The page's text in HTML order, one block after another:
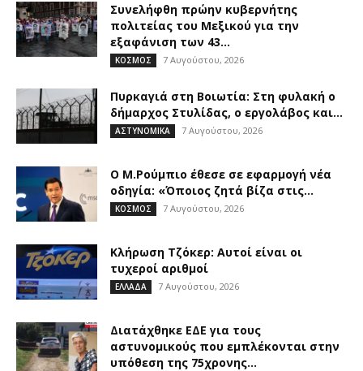
Συνελήφθη πρώην κυβερνήτης
πολιτείας του Μεξικού για την
εξαφάνιση των 43...
ΚΟΣΜΟΣ 7 Αυγούστου, 2026
Πυρκαγιά στη Βοιωτία: Στη φυλακή ο
δήμαρχος Στυλίδας, ο εργολάβος και...
ΑΣΤΥΝΟΜΙΚΑ 7 Αυγούστου, 2026
Ο Μ.Ρούμπιο έθεσε σε εφαρμογή νέα
οδηγία: «Όποιος ζητά βίζα στις...
ΚΟΣΜΟΣ 7 Αυγούστου, 2026
Κλήρωση Τζόκερ: Αυτοί είναι οι
τυχεροί αριθμοί
ΕΛΛΑΔΑ 7 Αυγούστου, 2026
Διατάχθηκε ΕΔΕ για τους
αστυνομικούς που εμπλέκονται στην
υπόθεση της 75χρονης...